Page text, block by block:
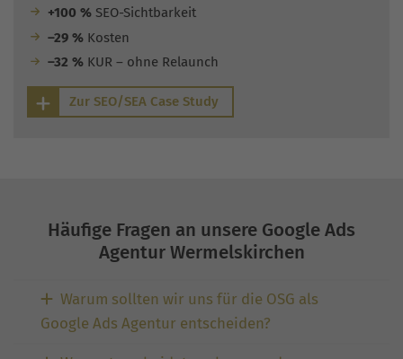
+100 %SEO-Sichtbarkeit
–29 %Kosten
–32 %KUR – ohne Relaunch
Zur SEO/SEA Case Study
Häufige Fragen an unsere Google Ads
Agentur Wermelskirchen
Warum sollten wir uns für die OSG als
Google Ads Agentur entscheiden?